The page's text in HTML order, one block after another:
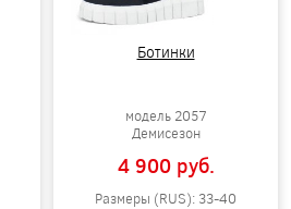
Ботинки
модель 2057
Демисезон
4 900 pуб.
Размеры (RUS): 33-40